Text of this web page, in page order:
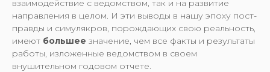
взаимодействие с ведомством, так и на развитие
направления в целом. И эти выводы в нашу эпоху пост-
правды и симулякров, порождающих свою реальность,
имеют большее значение, чем все факты и результаты
работы, изложенные ведомством в своем
внушительном годовом отчете.